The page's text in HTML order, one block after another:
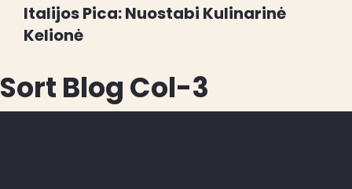
Italijos Pica: Nuostabi Kulinarinė
Kelionė
Sort Blog Col-3